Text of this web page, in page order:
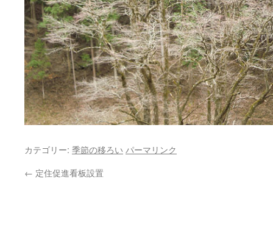
カテゴリー: 季節の移ろい パーマリンク
← 定住促進看板設置